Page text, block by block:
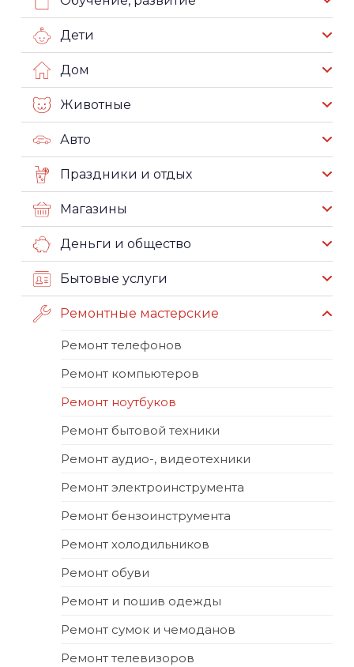
Дети
Дом
Животные
Авто
Праздники и отдых
Магазины
Деньги и общество
Бытовые услуги
Ремонтные мастерские
Ремонт телефонов
Ремонт компьютеров
Ремонт ноутбуков
Ремонт бытовой техники
Ремонт аудио-, видеотехники
Ремонт электроинструмента
Ремонт бензоинструмента
Ремонт холодильников
Ремонт обуви
Ремонт и пошив одежды
Ремонт сумок и чемоданов
Ремонт телевизоров